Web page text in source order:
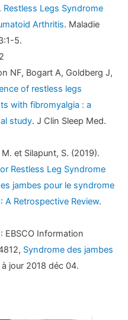
Restless Legs Syndrome
Arthritis. Maladie
5.
NF, Bogart A, Goldberg J,
of restless legs
with fibromyalgia : a
study. J Clin Sleep Med.
et Silapunt, S. (2019).
Restless Leg Syndrome
jambes pour le syndrome
A Retrospective Review.
EBSCO Information
Syndrome des jambes
à jour 2018 déc 04.